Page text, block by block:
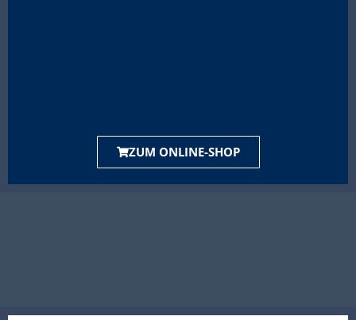
ZUM ONLINE-SHOP